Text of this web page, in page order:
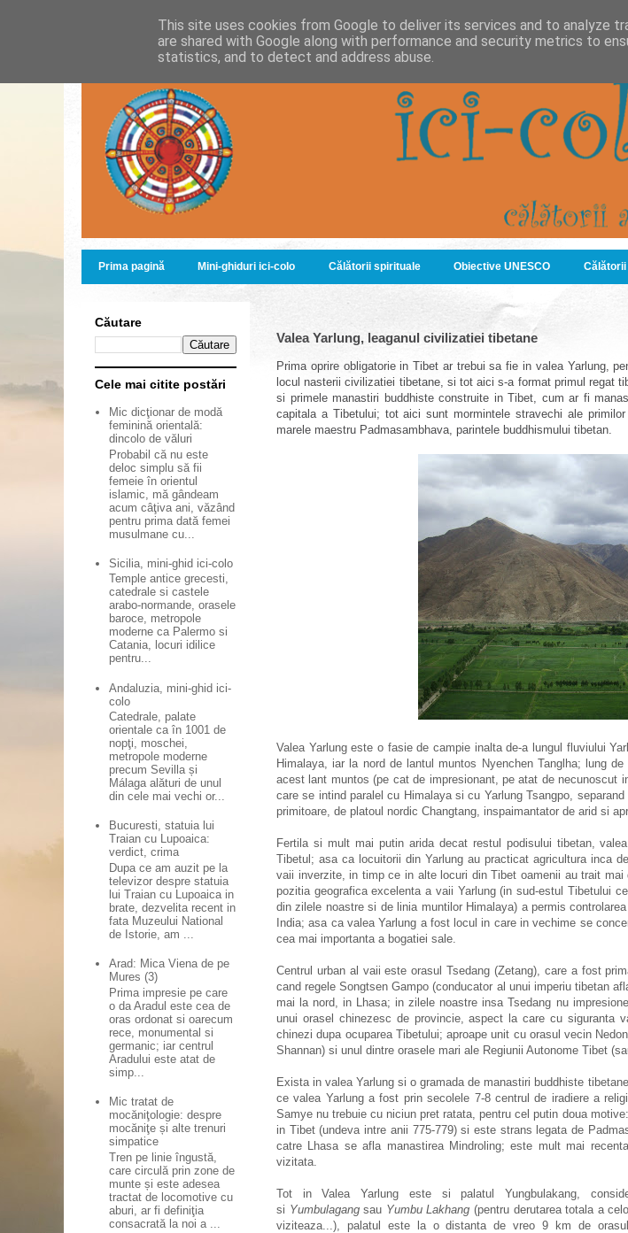
Prima pagină Mini-ghiduri ici-colo Călătorii spirituale Obiective UNESCO
Valea Yarlung, leaganul civilizatiei tibetane
Prima oprire obligatorie in Tibet ar trebui sa fie in valea Yarlung,
locul nasterii civilizatiei tibetane, si tot aicis-a format primul regat
si primele manastiri buddhiste construite in Tibet, cum ar fi
capitala a Tibetului; tot aici sunt mormintele stravechi ale
marele maestru Padmasambhava, parintele buddhismului tibetan.
Valea Yarlung este o fasie de campie inalta de-a lungul fluviului
Himalaya, iar la nord de lantul muntos Nyenchen Tanglha; lung
acest lant muntos (pe cat de impresionant, pe atat de necunoscut
care se intind paralel cu Himalaya si cu Yarlung Tsangpo,
primitoare , de platoul nordic Changtang, inspaimantator de arid si
Fertila si mult mai putin arida decat restul podisului tibetan,
Tibetul; asa ca locuitorii din Yarlung au practicat agricultura inca
vaii inverzite, in timp ce in alte locuri din Tibet oamenii au trait
pozitia geografica excelenta a vaii Yarlung (in sud-estul Tibetului
din zilele noastre si de linia muntilor Himalaya) a permis
India; asa ca valea Yarlung a fost locul in care in vechime se
cea mai importanta a bogatiei sale.
Centrul urban al vaii este orasul Tsedang (Zetang), care a fost
cand regele Songtsen Gampo (conducator al unui imperiu tibetan
mai la nord, in Lhasa; in zilele noastre insa Tsedang nu
unui orasel chinezesc de provincie, aspect la care cu siguranta
chinezi dupa ocuparea Tibetului; aproape unit cu orasul vecin
Shannan) si unul dintre orasele mari ale Regiunii Autonome Tibet
Exista in valea Yarlung si o gramada de manastiri buddhiste
ce valea Yarlung a fost prin secolele 7-8 centrul de iradiere a
Samye nu trebuie cu niciun pret ratata, pentru cel putin doua
in Tibet (undeva intre anii 775-779) si este strans legata de
catre Lhasa se afla manastirea Mindroling; este mult mai
vizitata.
Tot in Valea Yarlung este si palatul Yungbulakang,
si Yumbulagangsau Yumbu Lakhang (pentru derutarea totala a
viziteaza...), palatul este la o distanta de vreo 9 km de
Căutare
Cele mai citite postări
Mic dicţionar de modă
feminină orientală:
dincolo de văluri
Probabil că nu este
deloc simplu să fii
femeie în orientul
islamic, mă gândeam
acum câţiva ani, văzând
pentru prima dată femei
musulmane cu...
Sicilia, mini-ghid ici-colo
Temple antice grecesti,
catedrale si castele
arabo-normande, orasele
baroce, metropole
moderne ca Palermo si
Catania, locuri idilice
pentru...
Andaluzia, mini-ghid ici-
colo
Catedrale, palate
orientale ca în 1001 de
nopţi, moschei,
metropole moderne
precum Sevilla și
Málaga alături de unul
din cele mai vechi or...
Bucuresti, statuia lui
Traian cu Lupoaica:
verdict, crima
Dupa ce am auzit pe la
televizor despre statuia
lui Traian cu Lupoaica in
brate, dezvelita recent in
fata Muzeului National
de Istorie, am ...
Arad: Mica Viena de pe
Mures (3)
Prima impresie pe care
o da Aradul este cea de
oras ordonat si oarecum
rece, monumental si
germanic; iar centrul
Aradului este atat de
simp...
Mic tratat de
mocăniţologie: despre
mocăniţe și alte trenuri
simpatice
Tren pe linie îngustă,
care circulă prin zone de
munte și este adesea
tractat de locomotive cu
aburi, ar fi definiţia
consacrată la noi a ...
This site uses cookies from Google to deliver its services and to analyze
are shared with Google along with performance and security metrics to
statistics, and to detect and address abuse.